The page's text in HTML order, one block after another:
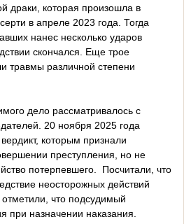
драки, которая произошла в
в апреле 2023 года. Тогда
нанес несколько ударов
скончался. Еще трое
травмы различной степени
дело рассматривалось с
20 ноября 2025 года
которым признали
преступления, но не
потерпевшего. Посчитали, что
неосторожных действий
что подсудимый
при назначении наказания.